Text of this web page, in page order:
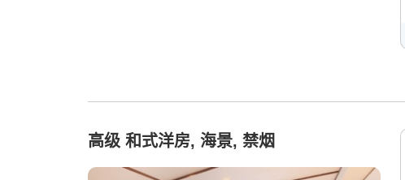
高级 和式洋房, 海景, 禁烟